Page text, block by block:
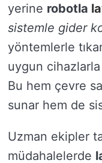
yerine robotla
sistemle gider
yöntemlerle
uygun
Bu hem çevre
sunar hem de
Uzman ekipler
müdahalelerde